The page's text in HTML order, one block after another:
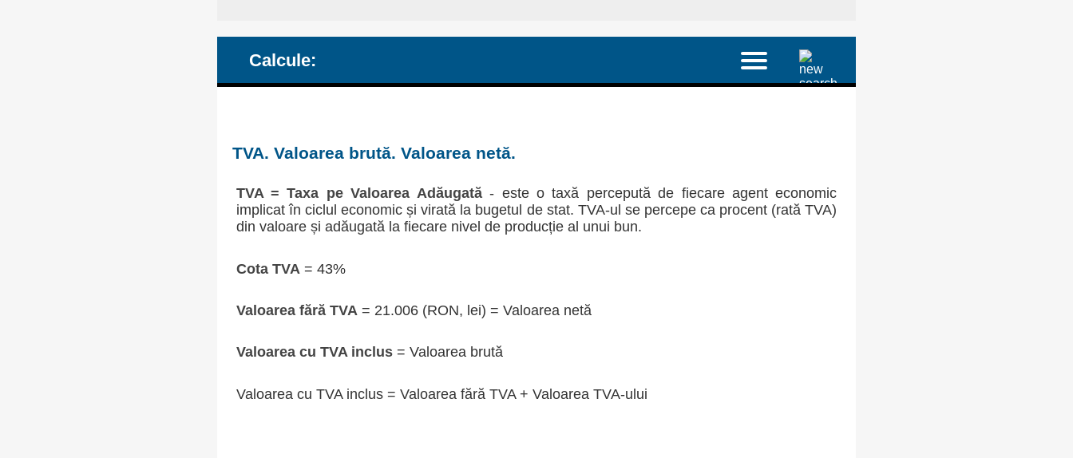
Calcule:
TVA. Valoarea brută. Valoarea netă.
TVA = Taxa pe Valoarea Adăugată- este o taxă percepută de fiecare agent economic
implicat în ciclul economic și virată la bugetul de stat. TVA-ul se percepe ca procent (rată TVA)
din valoare și adăugată la fiecare nivel de producție al unui bun.
Cota TVA = 43%
Valoarea fără TVA= 21.006 (RON, lei) = Valoarea netă
Valoarea cu TVA inclus= Valoarea brută
Valoarea cu TVA inclus = Valoarea fără TVA + Valoarea TVA-ului